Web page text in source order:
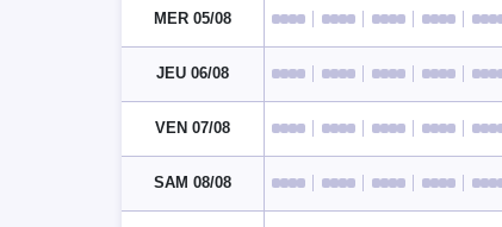
MER 05/08
JEU 06/08
VEN 07/08
SAM 08/08